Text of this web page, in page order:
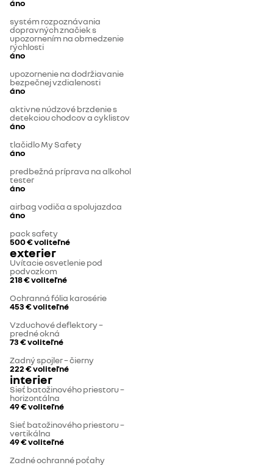
áno
systém rozpoznávania
dopravných značiek s
upozornením na obmedzenie
rýchlosti
áno
upozornenie na dodržiavanie
bezpečnej vzdialenosti
áno
aktivne núdzové brzdenie s
detekciou chodcov a cyklistov
áno
tlačidlo My Safety
áno
predbežná príprava na alkohol
tester
áno
airbag vodiča a spolujazdca
áno
pack safety
500 €voliteľné
exterier
Uvítacie osvetlenie pod
podvozkom
218 €voliteľné
Ochranná fólia karosérie
453 €voliteľné
Vzduchové deflektory –
predné okná
73 €voliteľné
Zadný spojler – čierny
222 €voliteľné
interier
Sieť batožinového priestoru –
horizontálna
49 €voliteľné
Sieť batožinového priestoru –
vertikálna
49 €voliteľné
Zadné ochranné poťahy